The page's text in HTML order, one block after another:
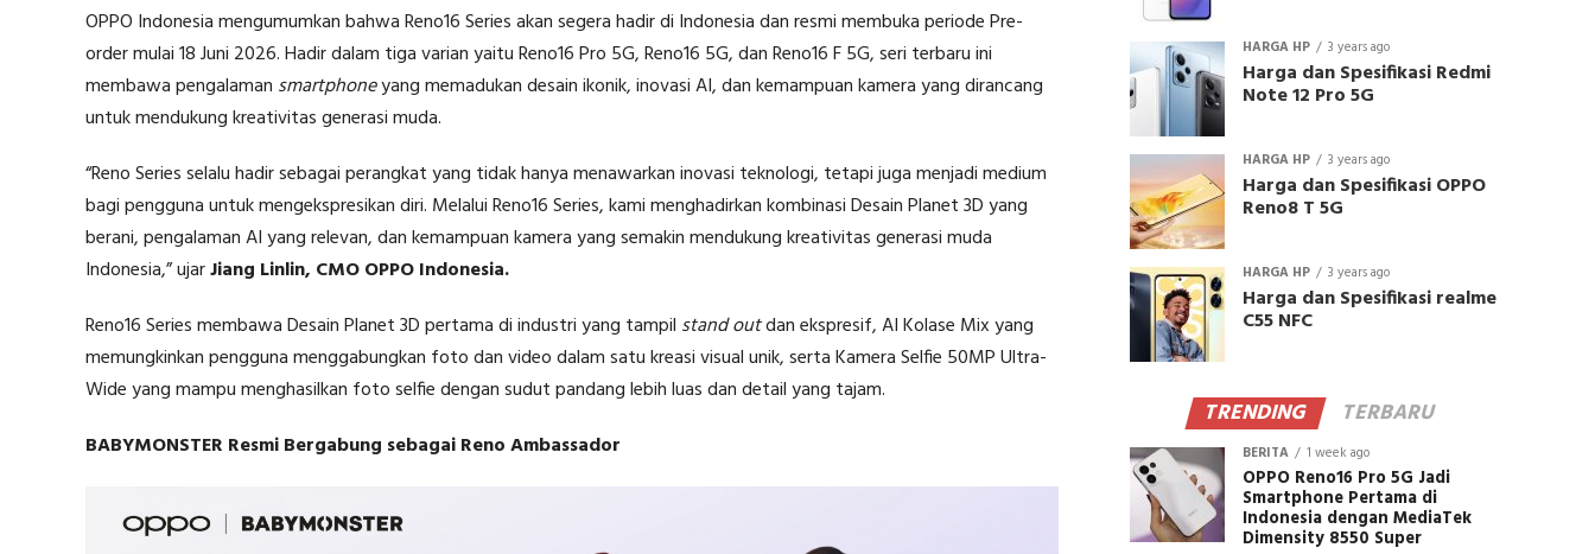
OPPO Indonesia mengumumkan bahwa Reno16 Series akan segera hadir di Indonesia dan resmi membuka periode Pre-
order mulai 18 Juni 2026. Hadir dalam tiga varian yaitu Reno16 Pro 5G, Reno16 5G, dan Reno16 F 5G, seri terbaru ini
membawa pengalaman smartphoneyang memadukan desain ikonik, inovasi AI, dan kemampuan kamera yang dirancang
untuk mendukung kreativitas generasi muda.
“Reno Series selalu hadir sebagai perangkat yang tidak hanya menawarkan inovasi teknologi, tetapi juga menjadi medium
bagi pengguna untuk mengekspresikan diri. Melalui Reno16 Series, kami menghadirkan kombinasi Desain Planet 3D yang
berani, pengalaman AI yang relevan, dan kemampuan kamera yang semakin mendukung kreativitas generasi muda
Indonesia,” ujarJiang Linlin, CMO OPPO Indonesia.
Reno16 Series membawa Desain Planet 3D pertama di industri yang tampil stand outdan ekspresif, AI Kolase Mix yang
memungkinkan pengguna menggabungkan foto dan video dalam satu kreasi visual unik, serta Kamera Selfie 50MP Ultra-
Wide yang mampu menghasilkan foto selfie dengan sudut pandang lebih luas dan detail yang tajam.
BABYMONSTER Resmi Bergabung sebagai Reno Ambassador
HARGA HP 3 years ago
Harga dan Spesifikasi Redmi
Note 12 Pro 5G
HARGA HP 3 years ago
Harga dan Spesifikasi OPPO
Reno8 T 5G
HARGA HP 3 years ago
Harga dan Spesifikasi realme
C55 NFC
TRENDING TERBARU
BERITA 1 week ago
OPPO Reno16 Pro 5G Jadi
Smartphone Pertama di
Indonesia dengan MediaTek
Dimensity 8550 Super